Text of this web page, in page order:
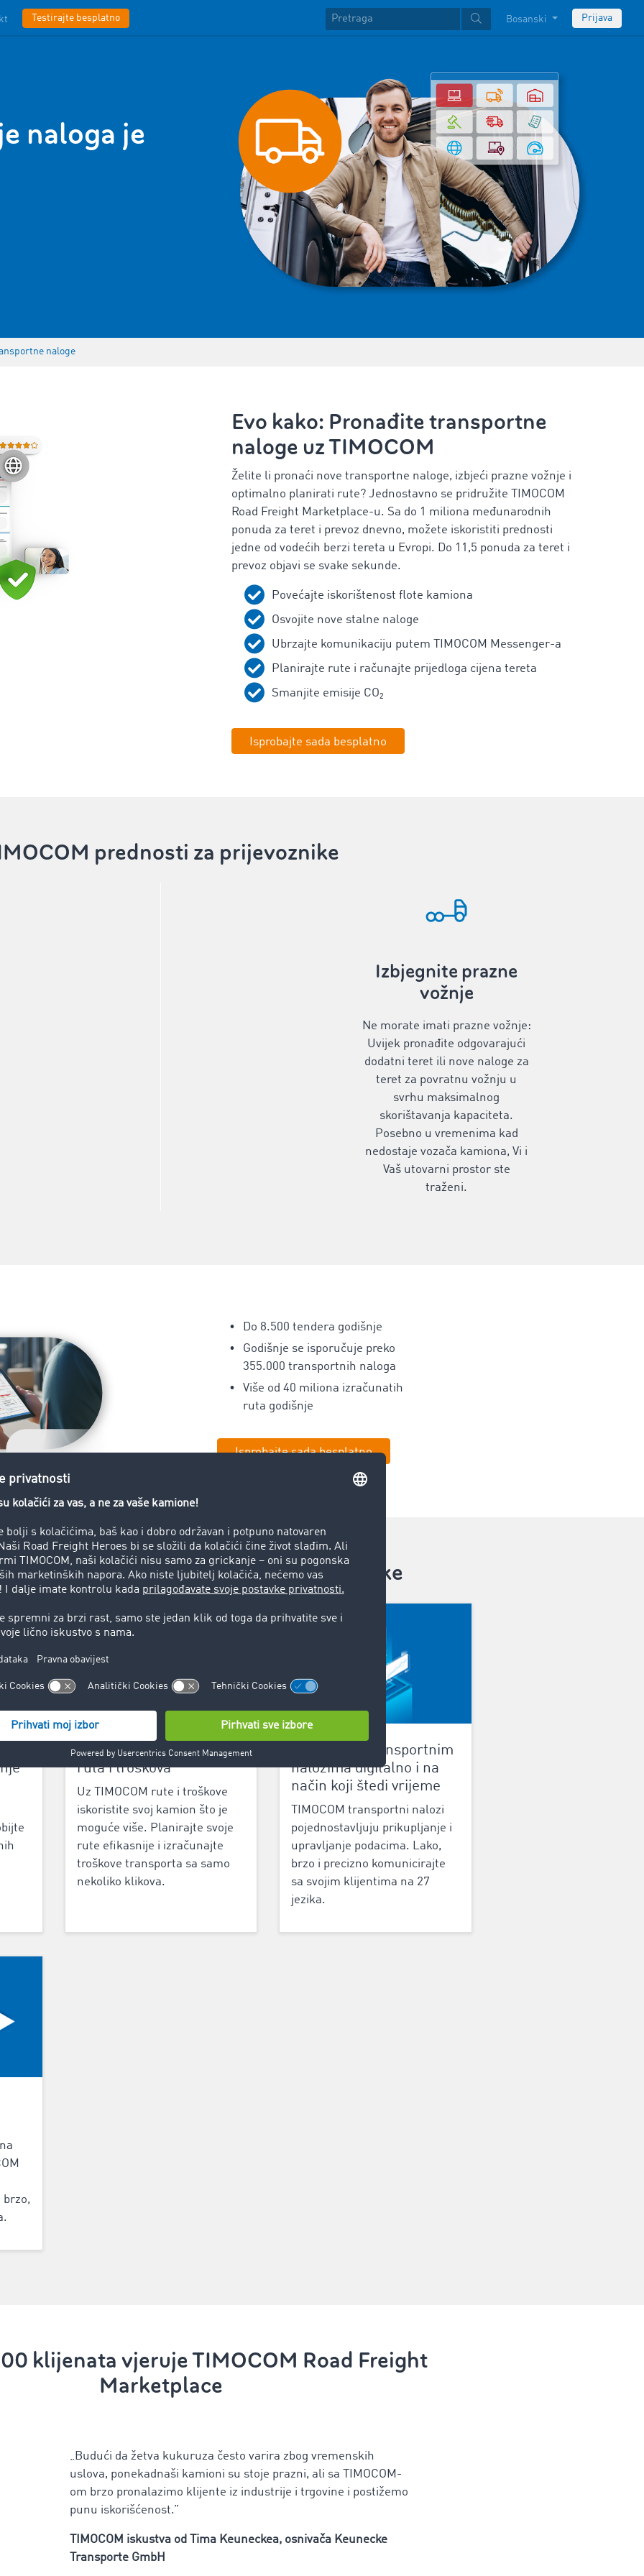
Testirajte besplatno Bosanski Prijava
naloga je
naloge
Evo kako: Pronađite transportne
naloge uz TIMOCOM
Želite li pronaći nove transportne naloge, izbjeći prazne vožnje i
optimalno planirati rute? Jednostavno se pridružite TIMOCOM
Road Freight Marketplace-u. Sa do 1 miliona međunarodnih
ponuda za teret i prevoz dnevno, možete iskoristiti prednosti
jedne od vodećih berzi tereta u Evropi. Do 11,5 ponuda za teret i
prevoz objavi se svake sekunde.
Povećajte iskorištenost flote kamiona
Osvojite nove stalne naloge
Ubrzajte komunikaciju putem TIMOCOM Messenger-a
Planirajte rute i računajte prijedloga cijena tereta
Smanjite emisije CO₂
Isprobajte sada besplatno
prednosti za prijevoznike
Izbjegnite prazne
vožnje
Ne morate imati prazne vožnje:
Uvijek pronađite odgovarajući
dodatni teret ili nove naloge za
teret za povratnu vožnju u
svrhu maksimalnog
skorištavanja kapaciteta.
Posebno u vremenima kad
nedostaje vozača kamiona, Vi i
Vaš utovarni prostor ste
traženi.
Do 8.500 tendera godišnje
Godišnje se isporučuje preko
355.000 transportnih naloga
Više od 40 miliona izračunatih
ruta godišnje
Isprobajte sada besplatno
Road Freight Solutions za prijevoznike
‌Optimizirajte planiranje
ruta i troškova
Uz ‌TIMOCOM rute i troškove‌
iskoristite svoj kamion što je
moguće više. Planirajte svoje
rute efikasnije i izračunajte
troškove transporta sa samo
nekoliko klikova.
Upravljajte transportnim
nalozima digitalno i na
način koji štedi vrijeme
TIMOCOM ‌transportni nalozi
pojednostavljuju prikupljanje i
upravljanje podacima. Lako,
brzo i precizno komunicirajte
sa svojim klijentima na 27
jezika.
brzo,
klijenata vjeruje TIMOCOM Road Freight
Marketplace
„Budući da žetva kukuruza često varira zbog vremenskih
uslova, ponekadnaši kamioni su stoje prazni, ali sa TIMOCOM-
om brzo pronalazimo klijente iz industrije i trgovine i postižemo
punu iskorišćenost.”
TIMOCOM iskustva od
Tima Keuneckea, osnivača Keunecke
Transporte GmbH